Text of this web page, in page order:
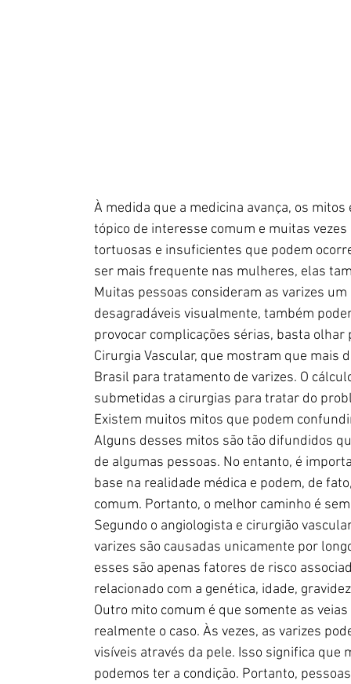
À medida que a medicina avança, os
tópico de interesse comum e muitas
tortuosas e insuficientes que podem
ser mais frequente nas mulheres, elas
Muitas pessoas consideram as varizes
desagradáveis visualmente, também
provocar complicações sérias, basta
Cirurgia Vascular, que mostram que
Brasil para tratamento de varizes. O
submetidas a cirurgias para tratar do
Existem muitos mitos que podem
Alguns desses mitos são tão difundidos
de algumas pessoas. No entanto, é
base na realidade médica e podem, de
comum. Portanto, o melhor caminho é
Segundo o angiologista e cirurgião
varizes são causadas unicamente por
esses são apenas fatores de risco
relacionado com a genética, idade,
Outro mito comum é que somente as
realmente o caso. Às vezes, as varizes
visíveis através da pele. Isso significa que
podemos ter a condição. Portanto,